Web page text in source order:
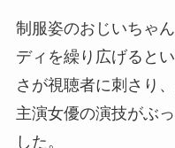
制服姿のおじいちゃ
ディを繰り広げると
さが視聴者に刺さり
主演女優の演技がぶ
した。